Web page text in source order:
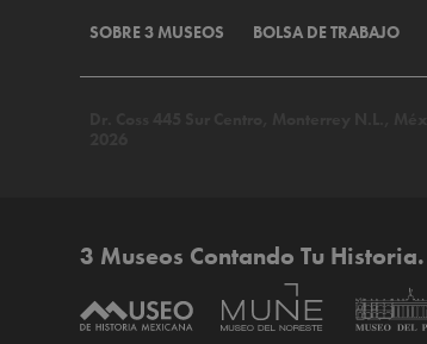
SOBRE 3 MUSEOS BOLSA DE TRABAJO
3 Museos Contando Tu Historia.